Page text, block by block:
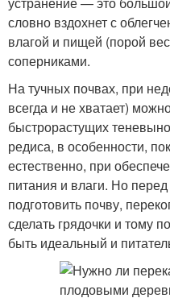
словно вздохнет с
влагой и пищей (порой
соперниками.
На тучных почвах, при
всегда и не хватает)
быстрорастущих
редиса, в особенности,
естественно, при
питания и влаги. Но
подготовить почву,
сделать грядочки и тому
быть идеальный и